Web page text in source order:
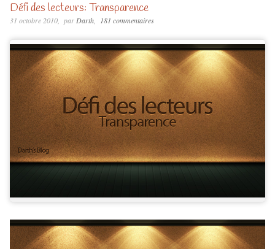
Défi des lecteurs: Transparence
31 octobre 2010 par Darth 181 commentaires